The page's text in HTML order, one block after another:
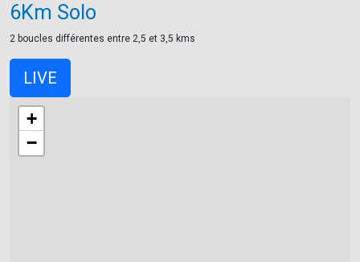
6Km Solo
2 boucles différentes entre 2,5 et 3,5 kms
LIVE
+
−